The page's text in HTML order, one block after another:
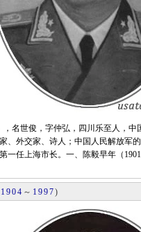
名世俊，字仲弘，四川乐至人，中
、外交家、诗人；中国人民解放军
一任上海市长。一、陈毅早年（
1904 ～ 1997)